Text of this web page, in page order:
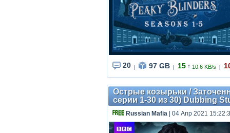
20 97 GB 15 ↑ 10.6 KB/s
Острые козырьки /
серии 1-30 из 30) Dubbing
Russian Mafia | 04 Апр 2021